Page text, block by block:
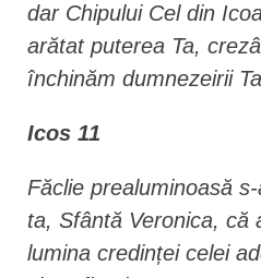
dar Chipului Cel din
arătat puterea Ta,
închinăm dumnezeirii
Icos 11
Făclie prealuminoasă
ta, Sfântă Veronica, că
lumina credinței celei